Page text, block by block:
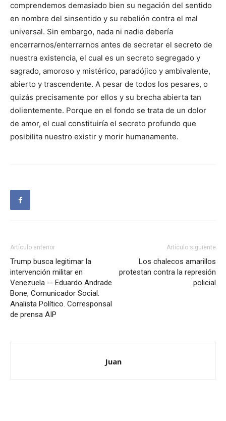
comprendemos demasiado bien su negación del sentido
en nombre del sinsentido y su rebelión contra el mal
universal. Sin embargo, nada ni nadie debería
encerrarnos/enterrarnos antes de secretar el secreto de
nuestra existencia, el cual es un secreto segregado y
sagrado, amoroso y mistérico, paradójico y ambivalente,
abierto y trascendente. A pesar de todos los pesares, o
quizás precisamente por ellos y su brecha abierta tan
dolientemente. Porque en el fondo se trata de un dolor
de amor, el cual constituiría el secreto profundo que
posibilita nuestro existir y morir humanamente.
Artículo anterior
Trump busca legitimar la
intervención militar en
Venezuela -- Eduardo Andrade
Bone, Comunicador Social.
Analista Político. Corresponsal
de prensa AIP
Artículo siguiente
Los chalecos amarillos
protestan contra la represión
policial
Juan